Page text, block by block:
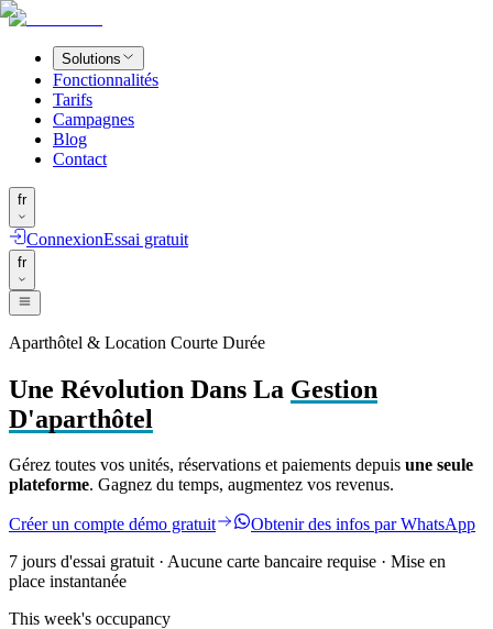
Solutions
Fonctionnalités
Tarifs
Campagnes
Blog
Contact
fr
ConnexionEssai gratuit
fr
Aparthôtel & Location Courte Durée
Une Révolution Dans La Gestion
D'aparthôtel
Gérez toutes vos unités, réservations et paiements depuis une seule
plateforme. Gagnez du temps, augmentez vos revenus.
Créer un compte démo gratuit
Obtenir des infos par WhatsApp
7 jours d'essai gratuit · Aucune carte bancaire requise · Mise en
place instantanée
This week's occupancy